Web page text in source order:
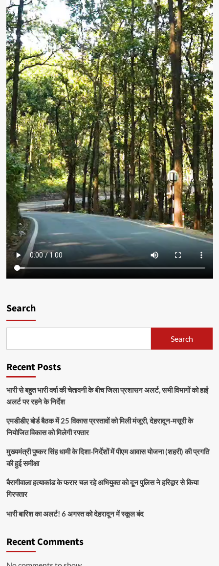
Search
Search
Recent Posts
भारी से बहुत भारी वर्षा की चेतावनी के बीच जिला प्रशासन अलर्ट, सभी विभागों को हाई
अलर्ट पर रहने के निर्देश
एमडीडीए बोर्ड बैठक में 25 विकास प्रस्तावों को मिली मंजूरी, देहरादून-मसूरी के
नियोजित विकास को मिलेगी रफ्तार
मुख्यमंत्री पुष्कर सिंह धामी के दिशा-निर्देशों में पीएम आवास योजना (शहरी) की प्रगति
की हुई समीक्षा
बैरागीवाला हत्याकांड के फरार चल रहे अभियुक्त को दून पुलिस ने हरिद्वार से किया
गिरफ्तार
भारी बारिश का अलर्ट! 6 अगस्त को देहरादून में स्कूल बंद
Recent Comments